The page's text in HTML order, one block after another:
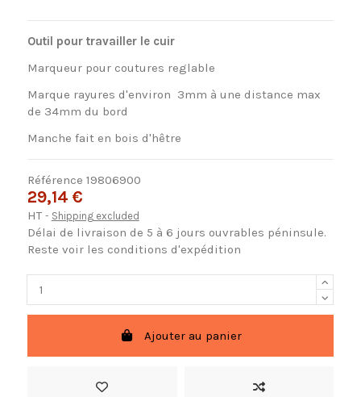
Outil pour travailler le cuir
Marqueur pour coutures reglable
Marque rayures d'environ 3mm à une distance max
de 34mm du bord
Manche fait en bois d'hêtre
Référence 19806900
29,14 €
HT Shipping excluded
Délai de livraison de 5 à 6 jours ouvrables péninsule.
Reste voir les conditions d'expédition
Ajouter au panier